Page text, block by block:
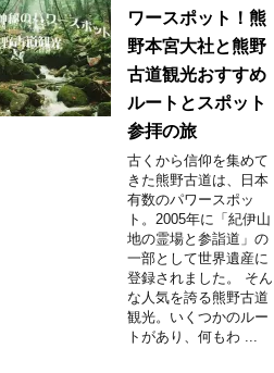
ワースポット！熊
野本宮大社と熊野
古道観光おすすめ
ルートとスポット
参拝の旅
古くから信仰を集めて
きた熊野古道は、日本
有数のパワースポッ
ト。2005年に「紀伊山
地の霊場と参詣道」の
一部として世界遺産に
登録されました。 そん
な人気を誇る熊野古道
観光。いくつかのルー
トがあり、何もわ ...